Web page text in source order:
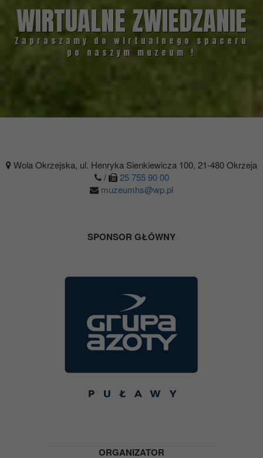
WIRTUALNE ZWIEDZANIE
Zapraszamy do wirtualnego spaceru
po naszym muzeum !
Wola Okrzejska, ul. Henryka Sienkiewicza 100, 21-480 Okrzeja
/
25 755 90 00
muzeumhs@wp.pl
SPONSOR GŁÓWNY
ORGANIZATOR